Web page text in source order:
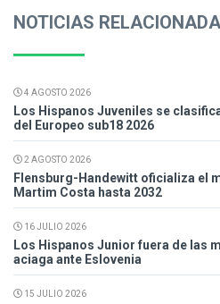
NOTICIAS
4 AGOSTO 2026
Los Hispanos Juveniles se
del Europeo sub18 2026
2 AGOSTO 2026
Flensburg-Handewitt oficializa el
Martim Costa hasta 2032
16 JULIO 2026
Los Hispanos Junior fuera de las
aciaga ante Eslovenia
15 JULIO 2026